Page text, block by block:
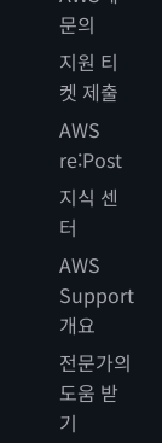
문의
지원 티
켓 제출
AWS
re:Post
지식 센
터
AWS
Support
개요
전문가의
도움 받
기